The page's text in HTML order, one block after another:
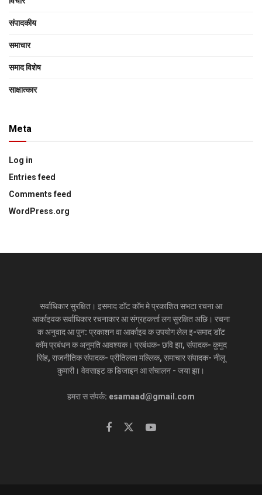
संपादकीय
समाचार
समाद विशेष
साक्षात्‍कार
Meta
Log in
Entries feed
Comments feed
WordPress.org
सर्वाधिकार सुरक्षित। इसमाद डॉट कॉम मे प्रकाशित सभटा रचना आ
आर्काइवक सर्वाधिकार रचनाकार आ संग्रहकर्त्ता लग सुरक्षित अछि। रचना
क अनुवाद आ पुन: प्रकाशन वा आर्काइव क उपयोग लेल इ-समाद डॉट
कॉम प्रबंधन क अनुमति आवश्यक। प्रबंधक- छवि झा, संपादक- कुमुद
सिंह, राजनीतिक संपादक- प्रीतिलता मल्लिक, समाचार संपादक- नीलू
कुमारी। वेवसाइट क डिजाइन आ संचालन - जया झा।
हमरा स संपर्क: esamaad@gmail.com